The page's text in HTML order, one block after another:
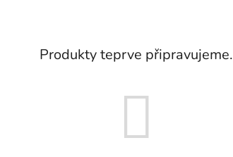
Produkty teprve připravujeme.